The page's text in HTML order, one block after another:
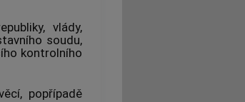
vlády,
soudu,
kontrolního
popřípadě